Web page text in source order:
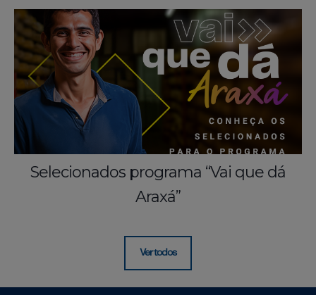
Selecionados programa “Vai que dá
Araxá”
Ver todos